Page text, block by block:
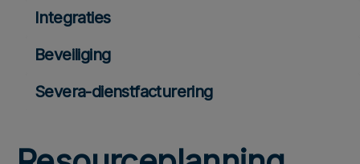
Integraties
Beveiliging
Severa-dienstfacturering